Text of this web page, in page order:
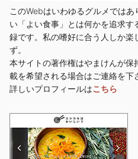
このWebはいわゆるグルメでは
い「よい食事」とは何かを追求
録です。私の嗜好に合う人しか楽
ず。
本サイトの著作権はやまけんが保
載を希望される場合はご連絡を下
詳しいプロフィールはこちら